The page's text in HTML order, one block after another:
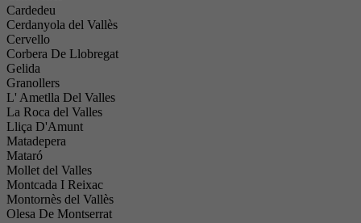
Cardedeu
Cerdanyola del Vallès
Cervello
Corbera De Llobregat
Gelida
Granollers
L' Ametlla Del Valles
La Roca del Valles
Lliça D'Amunt
Matadepera
Mataró
Mollet del Valles
Montcada I Reixac
Montornès del Vallès
Olesa De Montserrat